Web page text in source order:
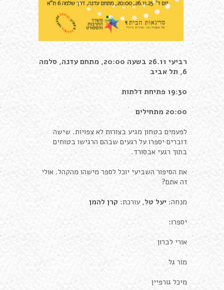
רביעי 26.11 בשעה 20:00, מתחם עדנה, סלמה
6, תל אביב
19:30 פתיחת דלתות
20:00 מתחילים
לפעמים בטחון מגיע בצורות לא צפויות. שישה
דוברים יספרו על רגעים שבהם הרגישו בטוחים
בתוך רגעי אבסורד.
את הסיפור השביעי יוכל לספר מישהו מהקהל. אולי
זה אתם?
מנחה: יעל טל, עורכת: קרן להמן
יספרו:
אורי לברון
מור גל
מיכל גורפיין